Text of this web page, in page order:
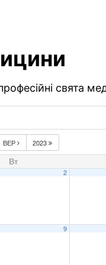
свята
ВЕР 2023
Вт
2
9